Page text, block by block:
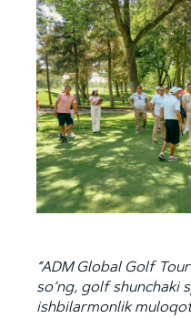
“ADM Global Golf
so‘ng, golf shunchaki
ishbilarmonlik